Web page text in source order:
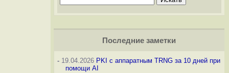
Последние заметки
-19.04.2026 PKI с аппаратным TRNG за 10 дней при
помощи AI